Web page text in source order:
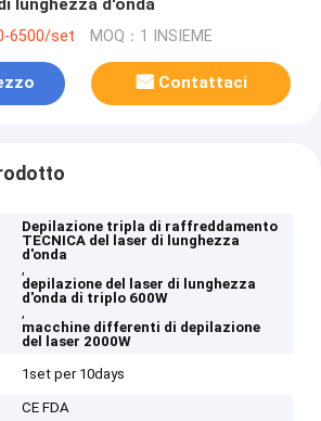
lunghezza d'onda
6500/set MOQ：1 INSIEME
Contattaci
Depilazione tripla di raffreddamento
TECNICA del laser di lunghezza
d'onda
,
depilazione del laser di lunghezza
d'onda di triplo 600W
,
macchine differenti di depilazione
del laser 2000W
1set per 10days
CE FDA